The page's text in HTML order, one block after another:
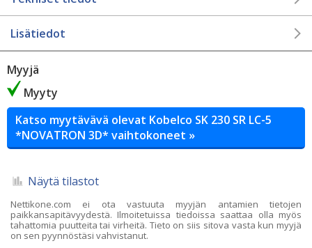
Lisätiedot
Myyjä
Myyty
Katso myytävävä olevat Kobelco SK 230 SR LC-5
*NOVATRON 3D* vaihtokoneet »
Näytä tilastot
Nettikone.com ei ota vastuuta myyjän antamien tietojen
paikkansapitävyydestä. Ilmoitetuissa tiedoissa saattaa olla myös
tahattomia puutteita tai virheitä. Tieto on siis sitova vasta kun myyjä
on sen pyynnöstäsi vahvistanut.